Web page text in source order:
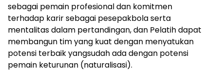
sebagai pemain profesional dan komitmen
terhadap karir sebagai pesepakbola serta
mentalitas dalam pertandingan, dan Pelatih dapat
membangun tim yang kuat dengan menyatukan
potensi terbaik yangsudah ada dengan potensi
pemain keturunan (naturalisasi).